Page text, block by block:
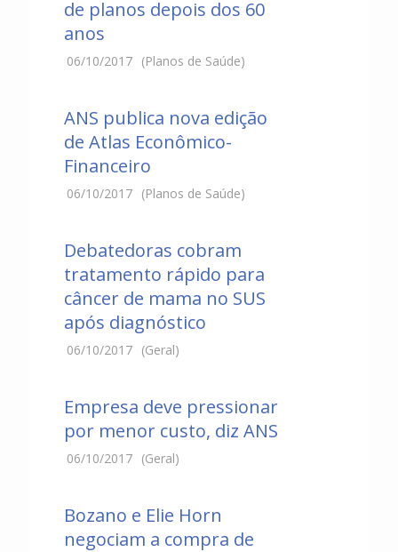
de planos depois dos 60
anos
06/10/2017 (Planos de Saúde)
ANS publica nova edição
de Atlas Econômico-
Financeiro
06/10/2017 (Planos de Saúde)
Debatedoras cobram
tratamento rápido para
câncer de mama no SUS
após diagnóstico
06/10/2017 (Geral)
Empresa deve pressionar
por menor custo, diz ANS
06/10/2017 (Geral)
Bozano e Elie Horn
negociam a compra de